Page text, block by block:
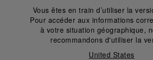
Vous êtes en train d’utiliser la
Pour accéder aux informations
à votre situation géographique,
recommandons d'utiliser la
United States